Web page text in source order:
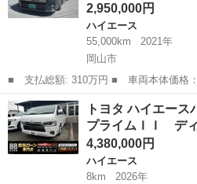
2,950,000円
ハイエース
55,000km
2021年
岡山市
■ 支払総額: 310万円 ■ 車両本体価格： 2,950,000 円 ■ メーカー
名： トヨタ ■ 車種名： ハイエース
パーＧＬ ダークプライムＩＩ ベット
チナビＢカ...
岡山 岡山市 ハイエース
トヨタ ハイエー
プライムＩＩ デ
4,380,000円
ハイエース
8km
2026年